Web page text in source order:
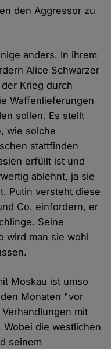
den Aggressor zu
anders. In ihrem
Alice Schwarzer
Krieg durch
Waffenlieferungen
sollen. Es stellt
wie solche
stattfinden
erfüllt ist und
ablehnt, ja sie
Putin versteht diese
Co. einfordern, er
Seine
wird man sie wohl
Moskau ist umso
Monaten "vor
mit
die westlichen
seinem